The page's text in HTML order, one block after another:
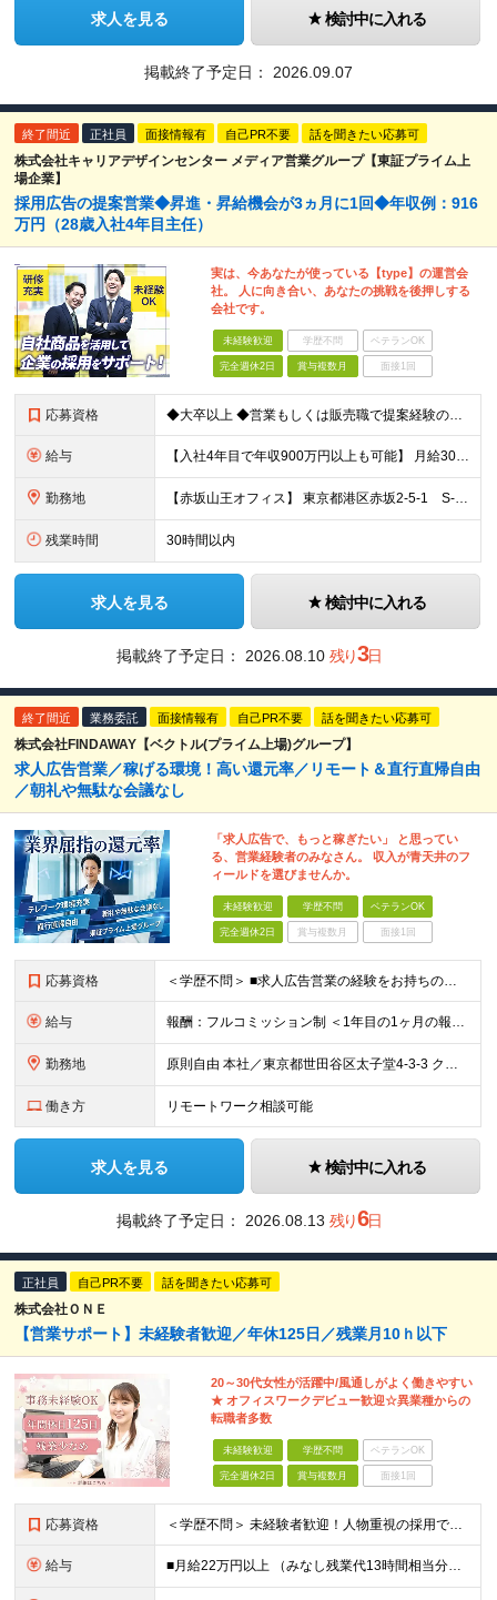
求人を見る 検討中に入れる
掲載終了予定日： 2026.09.07
終了間近 正社員 面接情報有 自己PR不要 話を聞きたい応募可
株式会社キャリアデザインセンター メディア営業グループ【東証プライム上
場企業】
採⽤広告の提案営業◆昇進・昇給機会が3ヵ⽉に1回◆年収例：916
万円（28歳⼊社4年⽬主任）
実は、今あなたが使っている【type】の運営会
社。 人に向き合い、あなたの挑戦を後押しする
会社です。
未経験歓迎 学歴不問 ベテランOK
完全週休2日 賞与複数月 面接1回
応募資格 ◆大卒以上 ◆営業もしくは販売職で提案経験のある方 ★入社後は… 中途入社者を対象とした研修プログラムと、 教育担当の課長があなたの成長をサポート。 実践形式のロールプレイングなど、約1年間にわたっ
給与 【入社4年⽬で年収900万円以上も可能】 月給30万6000円～37万円＋賞与年2回＋インセンティブ ※上記は、ご経験・スキルにより変動します ※月給には固定の時間外勤務手当30時間分を含む ※時間
勤務地 【赤坂山王オフィス】 東京都港区赤坂2-5-1 S-GATE赤坂山王ビル5F ※転勤なし ※3駅利用可能！駅から最短で徒歩3分 ※就業場所の変更の範囲：会社が定める場所
残業時間 30時間以内
求人を見る 検討中に入れる
掲載終了予定日： 2026.08.10 残り3日
終了間近 業務委託 面接情報有 自己PR不要 話を聞きたい応募可
株式会社FINDAWAY【ベクトル(プライム上場)グループ】
求人広告営業／稼げる環境！高い還元率／リモート＆直行直帰自由
／朝礼や無駄な会議なし
「求人広告で、もっと稼ぎたい」 と思ってい
る、営業経験者のみなさん。 収入が青天井のフ
ィールドを選びませんか。
未経験歓迎 学歴不問 ベテランOK
完全週休2日 賞与複数月 面接1回
応募資格 ＜学歴不問＞ ■求人広告営業の経験をお持ちの方 ※未経験の方も頑張りたい気持ちがある方は応募大歓迎致します。 ※第二新卒歓迎 ※社会人経験10年以上の方、歓迎
給与 報酬：フルコミッション制 ＜1年目の1ヶ月の報酬例＞ 月額報酬例：65万円～150万円
勤務地 原則自由 本社／東京都世田谷区太子堂4-3-3 クレアーレ三軒茶屋5F （変更の範囲：なし）
働き方 リモートワーク相談可能
求人を見る 検討中に入れる
掲載終了予定日： 2026.08.13 残り6日
正社員 自己PR不要 話を聞きたい応募可
株式会社ＯＮＥ
【営業サポート】未経験者歓迎／年休125日／残業月10ｈ以下
20～30代女性が活躍中/風通しがよく働きやすい
★ オフィスワークデビュー歓迎☆異業種からの
転職者多数
未経験歓迎 学歴不問 ベテランOK
完全週休2日 賞与複数月 面接1回
応募資格 ＜学歴不問＞ 未経験者歓迎！人物重視の採用です！ ◎社会人経験がある方（業種・職種不問） ◎基本的なPCスキルをお持ちの方 └Excelは関数やグラフ作成などできなくても大丈夫です。
給与 ■月給22万円以上 （みなし残業代13時間相当分／2万円を含む） ※上記を越えた場合は、別途支給 ※試用期間6ヶ月あり（待遇面の変動なし） 【固定残業代について】 固定残業13時間分（20,000円